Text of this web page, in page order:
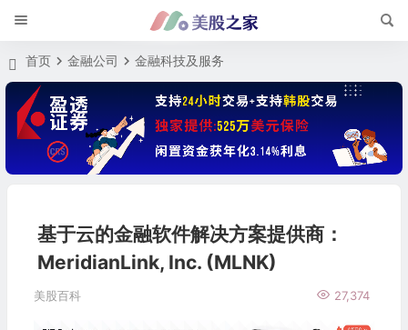
首页 金融公司 金融科技及服务
基于云的金融软件解决方案提供商：
MeridianLink, Inc. (MLNK)
美股百科 27,374